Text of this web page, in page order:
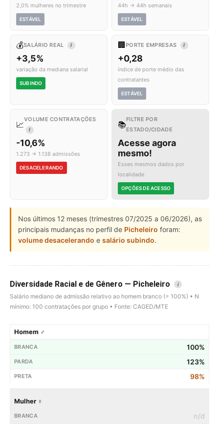
2,0% mulheres no trimestre
ESTÁVEL
44h → 44h semanais
ESTÁVEL
💰SALÁRIO REAL I
+3,5%
variação da mediana salarial
SUBINDO
🏢 PORTE EMPRESAS I
+0,28
índice de porte médio das
contratantes
ESTÁVEL
📈
VOLUME CONTRATAÇÕES
I
-10,6%
1.273 → 1.138 admissões
DESACELERANDO
📚
FILTRE POR
ESTADO/CIDADE
Acesse agora
mesmo!
Esses mesmos dados por
localidade
OPÇÕES DE ACESSO
Nos últimos 12 meses (trimestres 07/2025 a 06/2026), as
principais mudanças no perfil de Picheleiro foram:
volume desacelerando e salário subindo.
Diversidade Racial e de Gênero — Picheleiro i
Salário mediano de admissão relativo ao homem branco (= 100%) • N
mínimo: 100 contratações por grupo • Fonte: CAGED/MTE
Homem ♂
100%
123%
98%
Mulher ♀
n/d